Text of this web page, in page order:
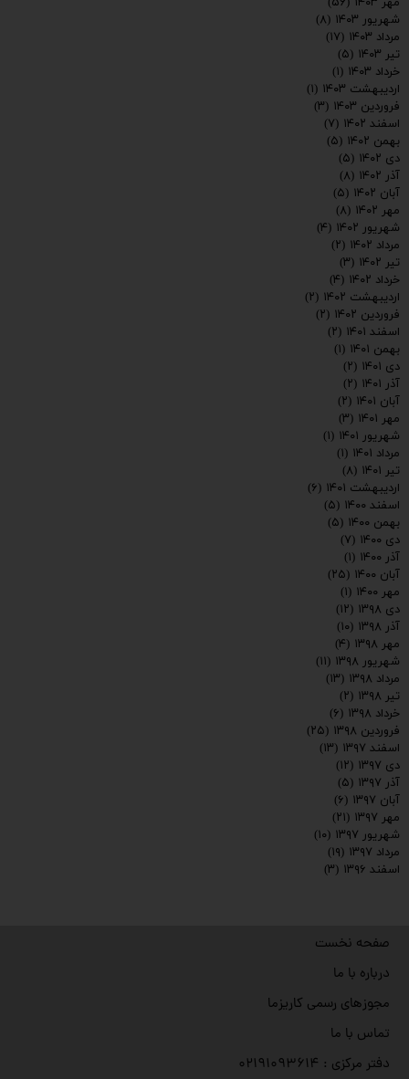
ارسال
شهریور ۱۴۰۳
(۸)
مرداد ۱۴۰۳
(۱۷)
تیر ۱۴۰۳
(۵)
خرداد ۱۴۰۳
(۱)
اردیبهشت ۱۴۰۳
(۱)
فروردین ۱۴۰۳
(۳)
اسفند ۱۴۰۲
(۷)
بهمن ۱۴۰۲
(۵)
دی ۱۴۰۲
(۵)
آذر ۱۴۰۲
(۸)
آبان ۱۴۰۲
(۵)
مهر ۱۴۰۲
(۸)
شهریور ۱۴۰۲
(۴)
مرداد ۱۴۰۲
(۲)
تیر ۱۴۰۲
(۳)
خرداد ۱۴۰۲
(۴)
اردیبهشت ۱۴۰۲
(۲)
فروردین ۱۴۰۲
(۲)
اسفند ۱۴۰۱
(۲)
بهمن ۱۴۰۱
(۱)
دی ۱۴۰۱
(۲)
آذر ۱۴۰۱
(۲)
آبان ۱۴۰۱
(۲)
مهر ۱۴۰۱
(۳)
شهریور ۱۴۰۱
(۱)
مرداد ۱۴۰۱
(۱)
تیر ۱۴۰۱
(۸)
اردیبهشت ۱۴۰۱
(۶)
اسفند ۱۴۰۰
(۵)
بهمن ۱۴۰۰
(۵)
دی ۱۴۰۰
(۷)
آذر ۱۴۰۰
(۱)
آبان ۱۴۰۰
(۲۵)
مهر ۱۴۰۰
(۱)
دی ۱۳۹۸
(۱۲)
آذر ۱۳۹۸
(۱۰)
مهر ۱۳۹۸
(۴)
شهریور ۱۳۹۸
(۱۱)
مرداد ۱۳۹۸
(۱۳)
تیر ۱۳۹۸
(۲)
خرداد ۱۳۹۸
(۶)
فروردین ۱۳۹۸
(۲۵)
اسفند ۱۳۹۷
(۱۳)
دی ۱۳۹۷
(۱۲)
آذر ۱۳۹۷
(۵)
آبان ۱۳۹۷
(۶)
مهر ۱۳۹۷
(۲۱)
شهریور ۱۳۹۷
(۱۰)
مرداد ۱۳۹۷
(۱۹)
اسفند ۱۳۹۶
(۳)
صفحه نخست
درباره با ما
مجوزهای رسمی کاریزما
تماس با ما
دفتر مرکزی : ۰۲۱۹۱۰۹۳۶۱۴